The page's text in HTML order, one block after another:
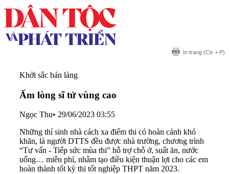
In trang (Ctr + P)
Khởi sắc bản làng
Ấm lòng sĩ tử vùng cao
Ngọc Thu• 29/06/2023 03:55
Những thí sinh nhà cách xa điểm thi có hoàn cảnh khó
khăn, là người DTTS đều được nhà trường, chương trình
“Tư vấn - Tiếp sức mùa thi” hỗ trợ chỗ ở, suất ăn, nước
uống… miễn phí, nhằm tạo điều kiện thuận lợi cho các em
hoàn thành tốt kỳ thi tốt nghiệp THPT năm 2023.